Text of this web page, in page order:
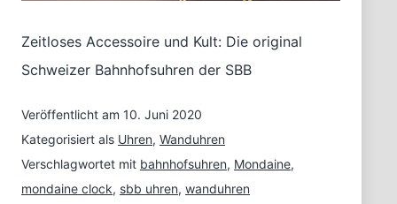
Zeitloses Accessoire und Kult: Die original
Schweizer Bahnhofsuhren der SBB
Veröffentlicht am 10. Juni 2020
Kategorisiert als Uhren, Wanduhren
Verschlagwortet mit bahnhofsuhren, Mondaine,
mondaine clock, sbb uhren, wanduhren